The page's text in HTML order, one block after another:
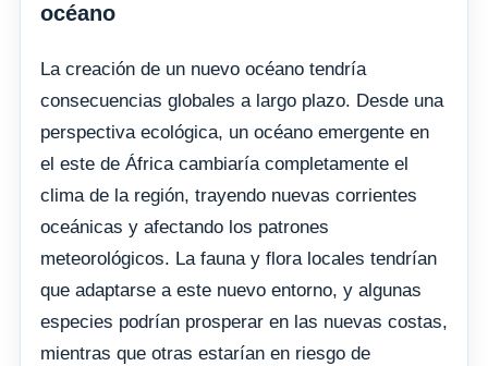
océano
La creación de un nuevo océano tendría
consecuencias globales a largo plazo. Desde una
perspectiva ecológica, un océano emergente en
el este de África cambiaría completamente el
clima de la región, trayendo nuevas corrientes
oceánicas y afectando los patrones
meteorológicos. La fauna y flora locales tendrían
que adaptarse a este nuevo entorno, y algunas
especies podrían prosperar en las nuevas costas,
mientras que otras estarían en riesgo de